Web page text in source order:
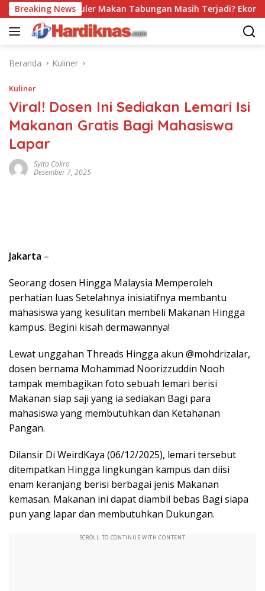
Langsung
ke
konten
Breaking News
Populer Makan Tabungan Masih Terjadi? Ekonom
Beranda Kuliner
Kuliner
Viral! Dosen Ini Sediakan Lemari Isi
Makanan Gratis Bagi Mahasiswa
Lapar
Syita Cokro
Desember 7, 2025
Jakarta –
Seorang dosen Hingga Malaysia Memperoleh
perhatian luas Setelahnya inisiatifnya membantu
mahasiswa yang kesulitan membeli Makanan Hingga
kampus. Begini kisah dermawannya!
Lewat unggahan Threads Hingga akun @mohdrizalar,
dosen bernama Mohammad Noorizzuddin Nooh
tampak membagikan foto sebuah lemari berisi
Makanan siap saji yang ia sediakan Bagi para
mahasiswa yang membutuhkan dan Ketahanan
Pangan.
Dilansir Di WeirdKaya (06/12/2025), lemari tersebut
ditempatkan Hingga lingkungan kampus dan diisi
enam keranjang berisi berbagai jenis Makanan
kemasan. Makanan ini dapat diambil bebas Bagi siapa
pun yang lapar dan membutuhkan Dukungan.
SCROLL TO CONTINUE WITH CONTENT